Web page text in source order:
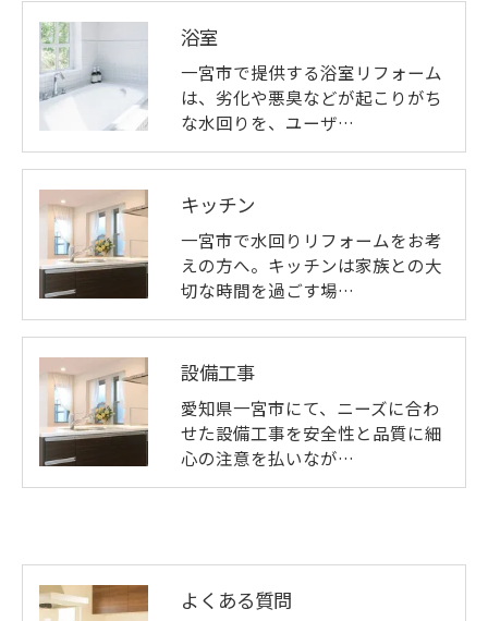
浴室
一宮市で提供する浴室リフォーム
は、劣化や悪臭などが起こりがち
な水回りを、ユーザ…
キッチン
一宮市で水回りリフォームをお考
えの方へ。キッチンは家族との大
切な時間を過ごす場…
設備工事
愛知県一宮市にて、ニーズに合わ
せた設備工事を安全性と品質に細
心の注意を払いなが…
よくある質問